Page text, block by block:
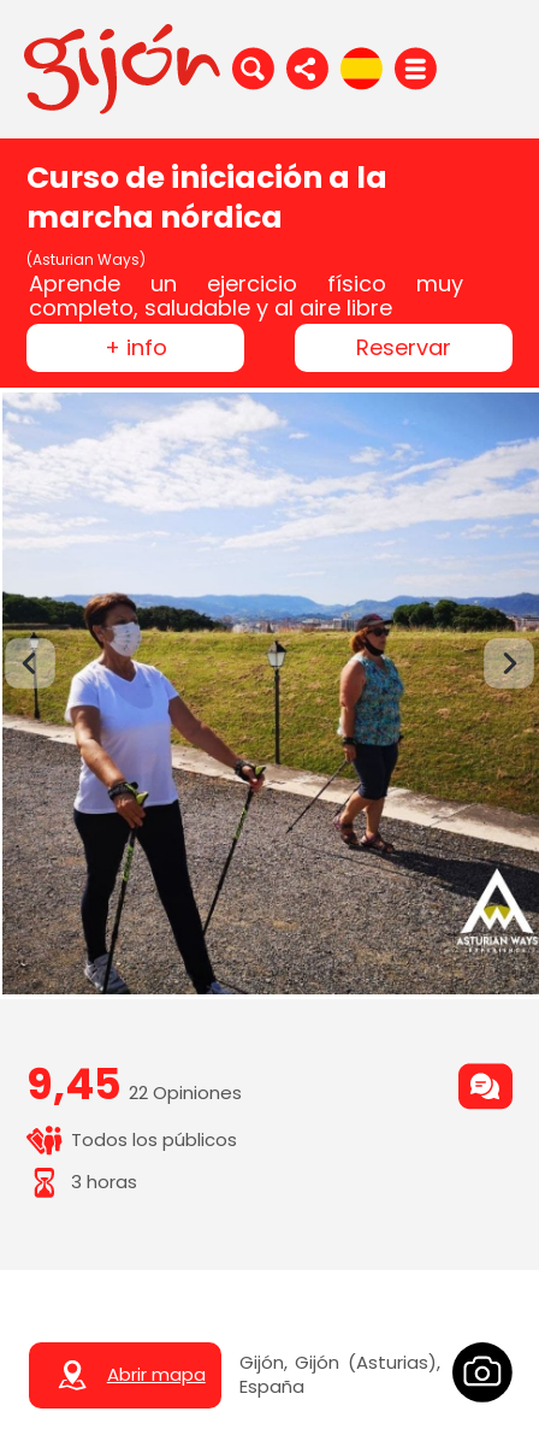
Curso de iniciación a la
marcha nórdica
(Asturian Ways)
Aprende un ejercicio físico muy
completo, saludable y al aire libre
+ info
Reservar
9,45 22 Opiniones
Todos los públicos
3 horas
Abrir mapa
Gijón, Gijón (Asturias),
España